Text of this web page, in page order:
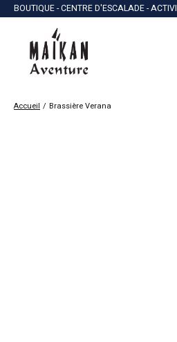
BOUTIQUE - CENTRE D'ESCALADE -
Accueil / Brassière Verana